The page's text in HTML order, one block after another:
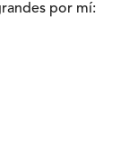
por mí: